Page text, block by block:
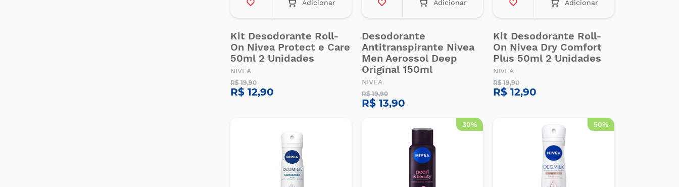
Adicionar
Kit Desodorante Roll-
On Nivea Protect e Care
50ml 2 Unidades
NIVEA
R$ 19,90
R$ 12,90
Adicionar
Desodorante
Antitranspirante Nivea
Men Aerossol Deep
Original 150ml
NIVEA
R$ 19,90
R$ 13,90
Adicionar
Kit Desodorante Roll-
On Nivea Dry Comfort
Plus 50ml 2 Unidades
NIVEA
R$ 19,90
R$ 12,90
30% 50%